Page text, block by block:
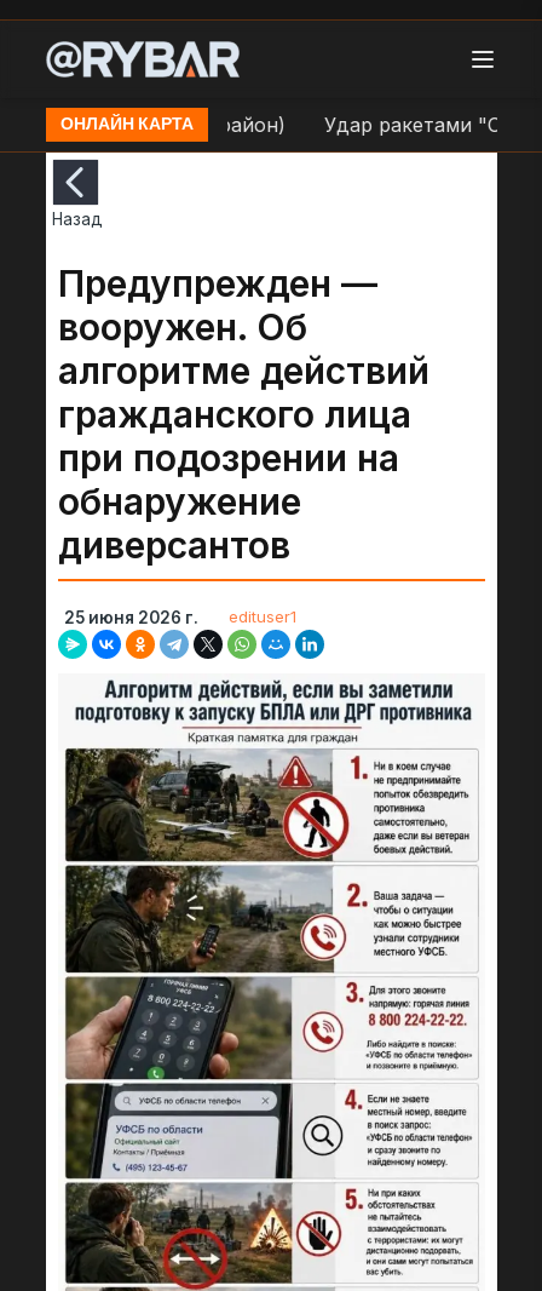
ОНЛАЙН КАРТА
(Оболонский район) Удар ракетами "Оникс"
Назад
Предупрежден —
вооружен. Об
алгоритме действий
гражданского лица
при подозрении на
обнаружение
диверсантов
25 июня 2026 г. edituser1